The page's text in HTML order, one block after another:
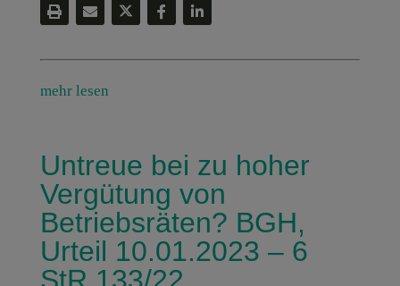
mehr lesen
Untreue bei zu hoher
Vergütung von
Betriebsräten? BGH,
Urteil 10.01.2023 – 6